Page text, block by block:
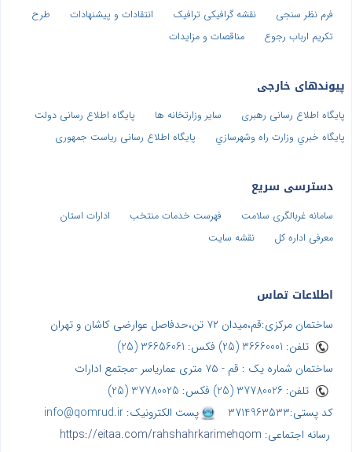
فرم نظر سنجی نقشه گرافیکی ترافیک انتقادات و پیشنهادات
طرح
تکریم ارباب رجوع
مناقصات و مزایدات
پیوندهای خارجی
پایگاه اطلاع رسانی رهبری سایر وزارتخانه ها
پایگاه اطلاع رسانی دولت
پايگاه خبري وزارت راه وشهرسازي
پایگاه اطلاع رسانی ریاست جمهوری
دسترسی سریع
سامانه غربالگری سلامت فهرست خدمات منتخب
ادارات استان
معرفی اداره کل
نقشه سایت
اطلاعات تماس
ساختمان مرکزی:قم،میدان ۷۲ تن،حدفاصل عوارضی کاشان و تهران
تلفن: 36660001 (25) فکس: 36656061 (25)
ساختمان شماره یک : قم - ۷۵ متری عماریاسر -مجتمع ادارات
تلفن: 37780026 (25) فکس: 37780025 (25)
کد پستی:3714963533
پست الکترونیک: info@qomrud.ir
رسانه اجتماعی: https://eitaa.com/rahshahrkarimehqom